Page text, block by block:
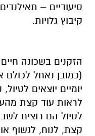
סיעודיים –
קיבוץ גלויות.
הזקנים בשכונה
(כמובן נאחל לכולם
יומיים יוצאים
לראות עוד קצת
לטיול הם רוצים
קצת, לנוח, לנשוף